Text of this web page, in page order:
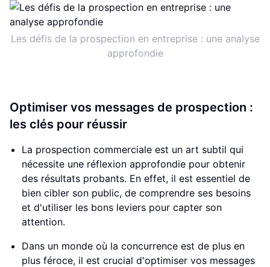
Les défis de la prospection en entreprise : une analyse
approfondie
Optimiser vos messages de prospection :
les clés pour réussir
La prospection commerciale est un art subtil qui
nécessite une réflexion approfondie pour obtenir
des résultats probants. En effet, il est essentiel de
bien cibler son public, de comprendre ses besoins
et d'utiliser les bons leviers pour capter son
attention.
Dans un monde où la concurrence est de plus en
plus féroce, il est crucial d'optimiser vos messages